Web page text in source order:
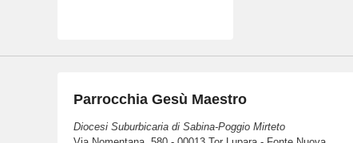
Parrocchia Gesù Maestro
Diocesi Suburbicaria di Sabina-Poggio Mirteto